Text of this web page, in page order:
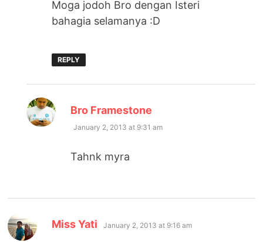
Moga jodoh Bro dengan Isteri
bahagia selamanya :D
REPLY
Bro Framestone
January 2, 2013 at 9:31 am
Tahnk myra
Miss Yati says:
January 2, 2013 at 9:16 am